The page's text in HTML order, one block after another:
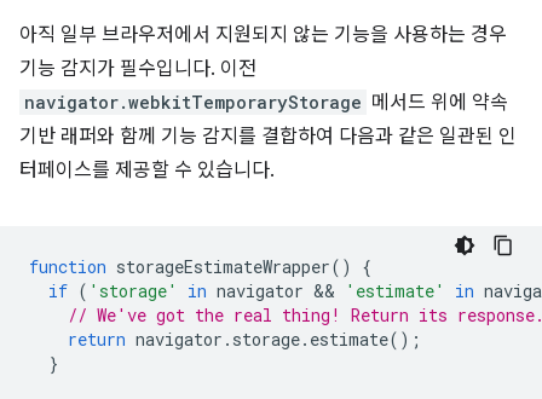
아직 일부 브라우저에서 지원되지 않는 기능을 사용하는 경우
기능 감지가 필수입니다. 이전
navigator.webkitTemporaryStorage 메서드 위에 약속
기반 래퍼와 함께 기능 감지를 결합하여 다음과 같은 일관된 인
터페이스를 제공할 수 있습니다.
function storageEstimateWrapper()
{
if ( 'storage' in navigator && 'estimate' in
// We've got the real thing! Return its
return navigator . storage. estimate();
}